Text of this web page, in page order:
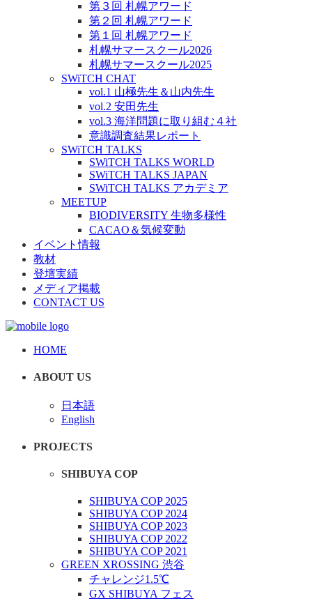
第３回 札幌アワード
第２回 札幌アワード
第１回 札幌アワード
札幌サマースクール2026
札幌サマースクール2025
SWiTCH CHAT
vol.1 山極先生＆山内先生
vol.2 安田先生
vol.3 海洋問題に取り組む４社
意識調査結果レポート
SWiTCH TALKS
SWiTCH TALKS WORLD
SWiTCH TALKS JAPAN
SWiTCH TALKS アカデミア
MEETUP
BIODIVERSITY 生物多様性
CACAO＆気候変動
イベント情報
教材
登壇実績
メディア掲載
CONTACT US
HOME
ABOUT US
日本語
English
PROJECTS
SHIBUYA COP
SHIBUYA COP 2025
SHIBUYA COP 2024
SHIBUYA COP 2023
SHIBUYA COP 2022
SHIBUYA COP 2021
GREEN XROSSING 渋谷
チャレンジ1.5℃
GX SHIBUYA フェス